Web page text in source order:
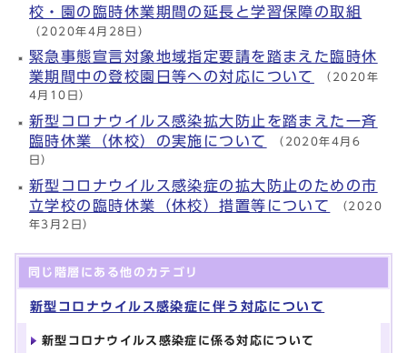
校・園の臨時休業期間の延長と学習保障の取組
（2020年4月28日）
緊急事態宣言対象地域指定要請を踏まえた臨時休
業期間中の登校園日等への対応について （2020年
4月10日）
新型コロナウイルス感染拡大防止を踏まえた一斉
臨時休業（休校）の実施について （2020年4月6
日）
新型コロナウイルス感染症の拡大防止のための市
立学校の臨時休業（休校）措置等について （2020
年3月2日）
同じ階層にある他のカテゴリ
新型コロナウイルス感染症に伴う対応について
新型コロナウイルス感染症に係る対応について